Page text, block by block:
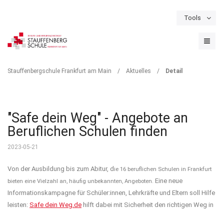
Tools
Schulportal Termine
Stauffenbergschule Frankfurt am Main / Aktuelles / Detail
"Safe dein Weg" - Angebote an
Beruflichen Schulen finden
2023-05-21
Von der Ausbildung bis zum Abitur, d ie 16 beruflichen Schulen in Frankfurt
bieten eine Vielzahl an, häufig unbekannten, Angeboten. Eine neue
Informationskampagne für Schüler:innen, Lehrkräfte und Eltern soll Hilfe
leisten: Safe dein Weg.de hilft dabei mit Sicherheit den richtigen Weg in